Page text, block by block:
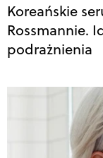
Koreańskie
Rossmannie.
podrażnienia